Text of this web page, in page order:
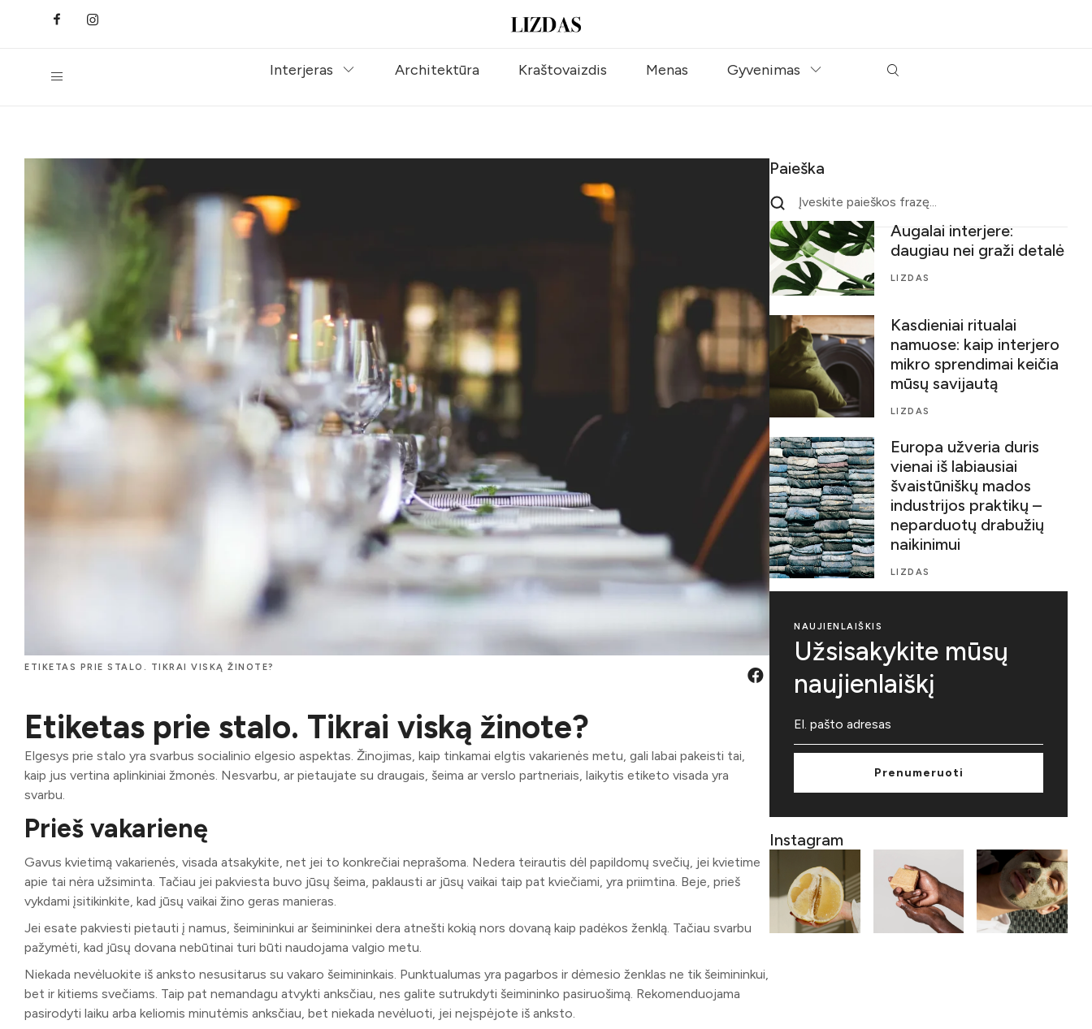
Interjeras Architektūra Kraštovaizdis Menas Gyvenimas
ETIKETAS PRIE STALO. TIKRAI VISKĄ ŽINOTE?
Etiketas prie stalo. Tikrai viską žinote?
Elgesys prie stalo yra svarbus socialinio elgesio aspektas. Žinojimas, kaip tinkamai elgtis vakarienės metu, gali labai pakeisti tai,
kaip jus vertina aplinkiniai žmonės. Nesvarbu, ar pietaujate su draugais, šeima ar verslo partneriais, laikytis etiketo visada yra
svarbu.
Prieš vakarienę
Gavus kvietimą vakarienės, visada atsakykite, net jei to konkrečiai neprašoma. Nedera teirautis dėl papildomų svečių, jei kvietime
apie tai nėra užsiminta. Tačiau jei pakviesta buvo jūsų šeima, paklausti ar jūsų vaikai taip pat kviečiami, yra priimtina. Beje, prieš
vykdami įsitikinkite, kad jūsų vaikai žino geras manieras.
Jei esate pakviesti pietauti į namus, šeimininkui ar šeimininkei dera atnešti kokią nors dovaną kaip padėkos ženklą. Tačiau svarbu
pažymėti, kad jūsų dovana nebūtinai turi būti naudojama valgio metu.
Niekada nevėluokite iš anksto nesusitarus su vakaro šeimininkais. Punktualumas yra pagarbos ir dėmesio ženklas ne tik šeimininkui,
bet ir kitiems svečiams. Taip pat nemandagu atvykti anksčiau, nes galite sutrukdyti šeimininko pasiruošimą. Rekomenduojama
pasirodyti laiku arba keliomis minutėmis anksčiau, bet niekada nevėluoti, jei neįspėjote iš anksto.
Paieška
Augalai interjere:
daugiau nei graži detalė
LIZDAS
Kasdieniai ritualai
namuose: kaip interjero
mikro sprendimai keičia
mūsų savijautą
LIZDAS
Europa užveria duris
vienai iš labiausiai
švaistūniškų mados
industrijos praktikų –
neparduotų drabužių
naikinimui
LIZDAS
NAUJIENLAIŠKIS
Užsisakykite mūsų
naujienlaiškį
Prenumeruoti
Instagram